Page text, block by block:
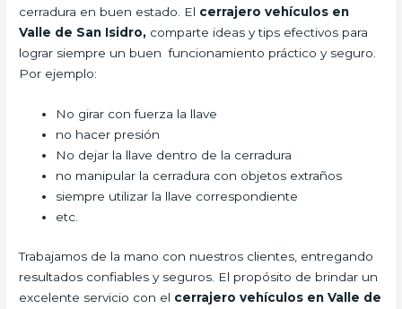
cerradura en buen estado. El cerrajero vehículos en
Valle de San Isidro, comparte ideas y tips efectivos para
lograr siempre un buen funcionamiento práctico y seguro.
Por ejemplo:
No girar con fuerza la llave
no hacer presión
No dejar la llave dentro de la cerradura
no manipular la cerradura con objetos extraños
siempre utilizar la llave correspondiente
etc.
Trabajamos de la mano con nuestros clientes, entregando
resultados confiables y seguros. El propósito de brindar un
excelente servicio con el cerrajero vehículos en Valle de